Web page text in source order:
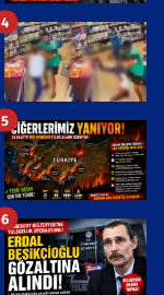
4
5
6